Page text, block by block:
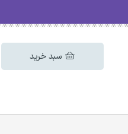
سبد خرید